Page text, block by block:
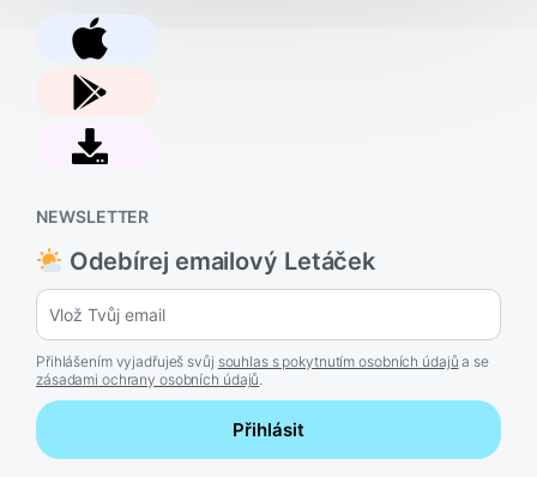
NEWSLETTER
Odebírej emailový Letáček
Přihlášením vyjadřuješ svůj souhlas s pokytnutím osobních údajů a se
zásadami ochrany osobních údajů.
Přihlásit